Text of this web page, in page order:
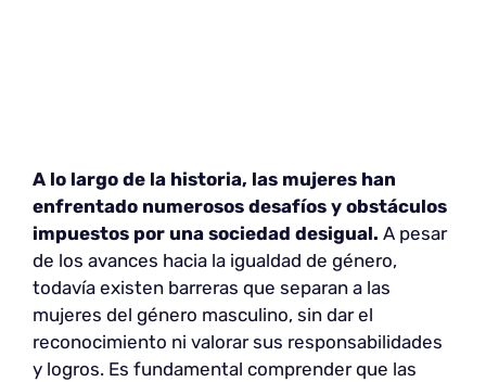
A lo largo de la historia, las mujeres han
enfrentado numerosos desafíos y obstáculos
impuestos por una sociedad desigual. A pesar
de los avances hacia la igualdad de género,
todavía existen barreras que separan a las
mujeres del género masculino, sin dar el
reconocimiento ni valorar sus responsabilidades
y logros. Es fundamental comprender que las